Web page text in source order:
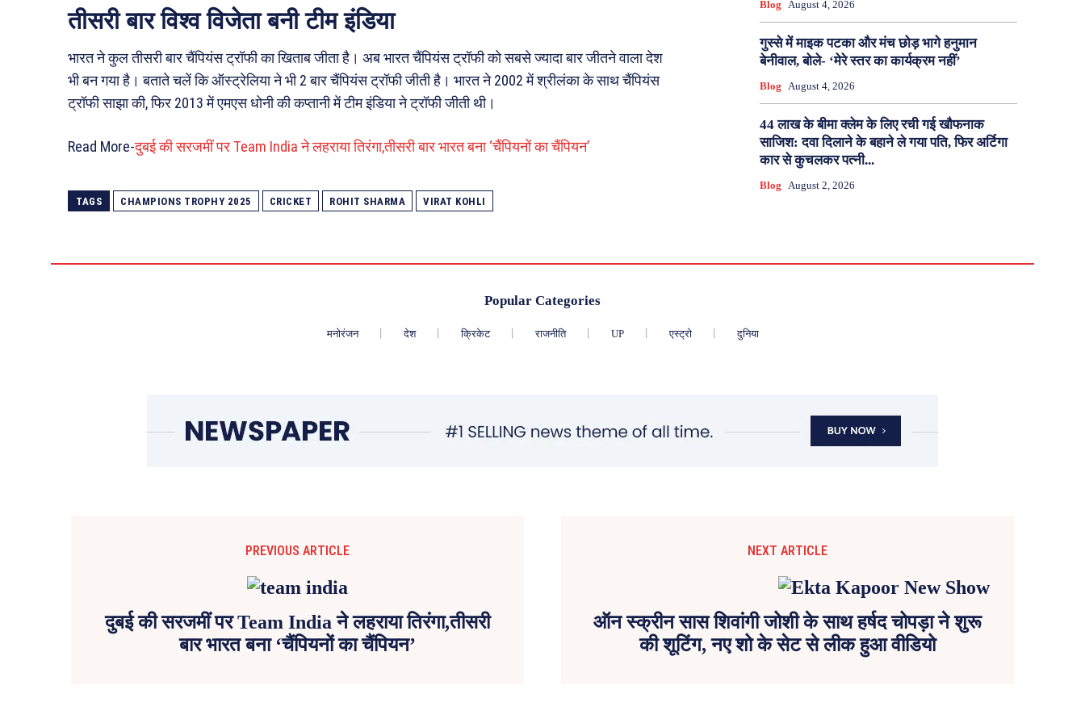
तीसरी बार विश्व विजेता बनी टीम इंडिया
भारत ने कुल तीसरी बार चैंपियंस ट्रॉफी का खिताब जीता है। अब भारत चैंपियंस ट्रॉफी को सबसे ज्यादा बार जीतने वाला देश
भी बन गया है। बताते चलें कि ऑस्ट्रेलिया ने भी 2 बार चैंपियंस ट्रॉफी जीती है। भारत ने 2002 में श्रीलंका के साथ चैंपियंस
ट्रॉफी साझा की, फिर 2013 में एमएस धोनी की कप्तानी में टीम इंडिया ने ट्रॉफी जीती थी।
Read More-दुबई की सरजमीं पर Team India ने लहराया तिरंगा,तीसरी बार भारत बना ‘चैंपियनों का चैंपियन’
TAGS CHAMPIONS TROPHY 2025 CRICKET ROHIT SHARMA VIRAT KOHLI
Blog August 4, 2026
गुस्से में माइक पटका और मंच छोड़ भागे हनुमान
बेनीवाल, बोले- ‘मेरे स्तर का कार्यक्रम नहीं’
Blog August 4, 2026
44 लाख के बीमा क्लेम के लिए रची गई खौफनाक
साजिश: दवा दिलाने के बहाने ले गया पति, फिर अर्टिगा
कार से कुचलकर पत्नी...
Blog August 2, 2026
Popular Categories
मनोरंजन देश क्रिकेट राजनीति UP एस्ट्रो दुनिया
PREVIOUS ARTICLE
दुबई की सरजमीं पर Team India ने लहराया तिरंगा,तीसरी
बार भारत बना ‘चैंपियनों का चैंपियन’
NEXT ARTICLE
ऑन स्क्रीन सास शिवांगी जोशी के साथ हर्षद चोपड़ा ने शुरू
की शूटिंग, नए शो के सेट से लीक हुआ वीडियो